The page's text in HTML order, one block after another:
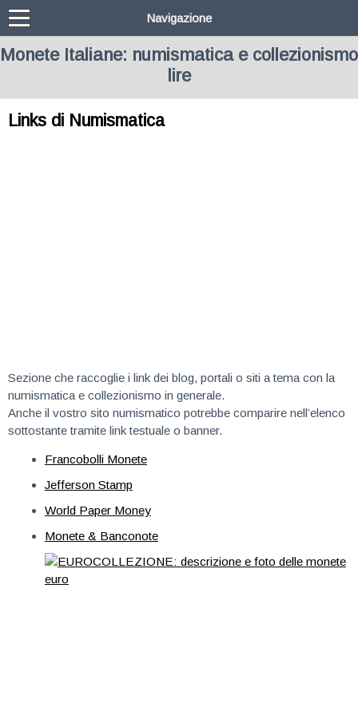
Navigazione
Monete Italiane: numismatica e collezionismo
lire
Links di Numismatica
Sezione che raccoglie i link dei blog, portali o siti a tema con la
numismatica e collezionismo in generale.
Anche il vostro sito numismatico potrebbe comparire nell’elenco
sottostante tramite link testuale o banner.
Francobolli Monete
Jefferson Stamp
World Paper Money
Monete & Banconote